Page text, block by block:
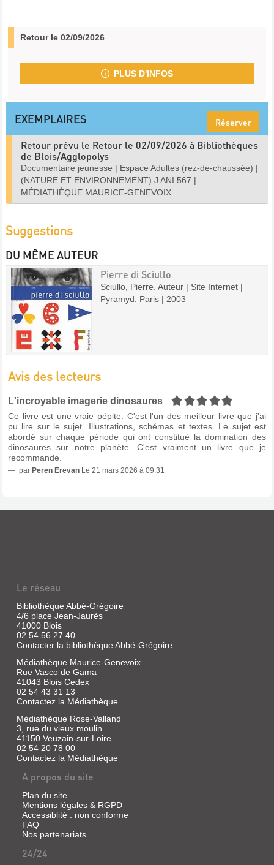
Retour le 02/09/2026
PLUS D'INFOS
EXEMPLAIRES Réserver
Retour prévu le Retour le 02/09/2026 à Bibliothèques
de Blois/Agglopolys
Documentaire jeunesse | Espace Adultes (rez-de-chaussée) |
(NATURE ET ENVIRONNEMENT) J ANI 567 |
MÉDIATHÈQUE MAURICE-GENEVOIX
Suggestions
DU MÊME AUTEUR
Pierre di Sciullo
Sciullo, Pierre. Auteur | Site Internet |
Pyramyd. Paris | 2003
Avis des lecteurs
L'incroyable imagerie dinosaures 5/5
Ce livre est une vraie pépite. C'est l'un des meilleur livre que j'ai
pu lire sur le sujet. Illustrations, schémas et textes. Le sujet est
abordé sur chaque période qui ont constitué la domination des
dinosaures sur notre planète. C'est vraiment un livre que je
recommande.
par Peren Erevan Le 21 mars 2026 à 09:31
Le réseau
Bibliothèque Abbé-Grégoire
4/6 place Jean-Jaurès
41000 Blois
02 54 56 27 40
Contacter la bibliothèque Abbé-Grégoire
Médiathèque Maurice-Genevoix
Rue Vasco de Gama
41043 Blois Cedex
02 54 43 31 13
Contactez la Médiathèque
Médiathèque Rose-Valland
3, rue du vieux moulin
41150 Veuzain-sur-Loire
02 54 20 78 00
Contactez la Médiathèque
A propos du site
Plan du site
Mentions légales & RGPD
Accessiblité : non conforme
FAQ
Nos partenariats
24/24